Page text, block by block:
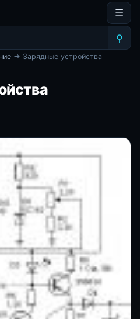
☰
⚲
→ Зарядные устройства